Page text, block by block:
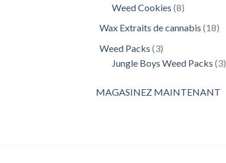
Weed Cookies 88
Wax Extraits de cannabis 1818
Weed Packs 33
produits
Jungle Boys Weed Packs 33
MAGASINEZ MAINTENANT